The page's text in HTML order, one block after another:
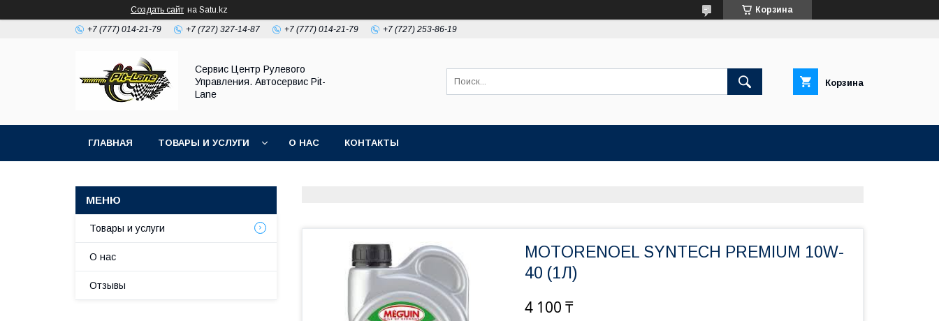
Создать сайт на Satu.kz Корзина
+7 (777) 014-21-79 +7 (727) 327-14-87 +7 (777) 014-21-79 +7 (727) 253-86-19
Сервис Центр Рулевого
Управления. Автосервис Pit-
Lane
Корзина
ГЛАВНАЯ ТОВАРЫ И УСЛУГИ О НАС КОНТАКТЫ
MOTORENOEL SYNTECH PREMIUM 10W-
40 (1Л)
4 100 ₸
Товары и услуги
О нас
Отзывы